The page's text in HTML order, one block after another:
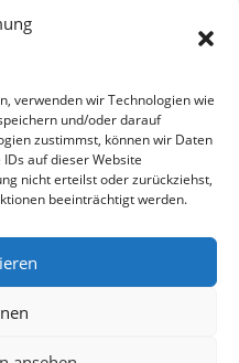
verwenden wir Technologien wie
und/oder darauf
zustimmst, können wir Daten
auf dieser Website
nicht erteilst oder zurückziehst,
beeinträchtigt werden.
„Erst nach einem Anschlag wäre